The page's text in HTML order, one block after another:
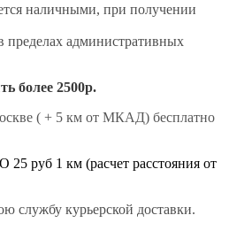
наличными, при получении
пределах административных
более 2500р.
( + 5 км от МКАД) бесплатно
25 руб 1 км (расчет расстояния от
службу курьерской доставки.